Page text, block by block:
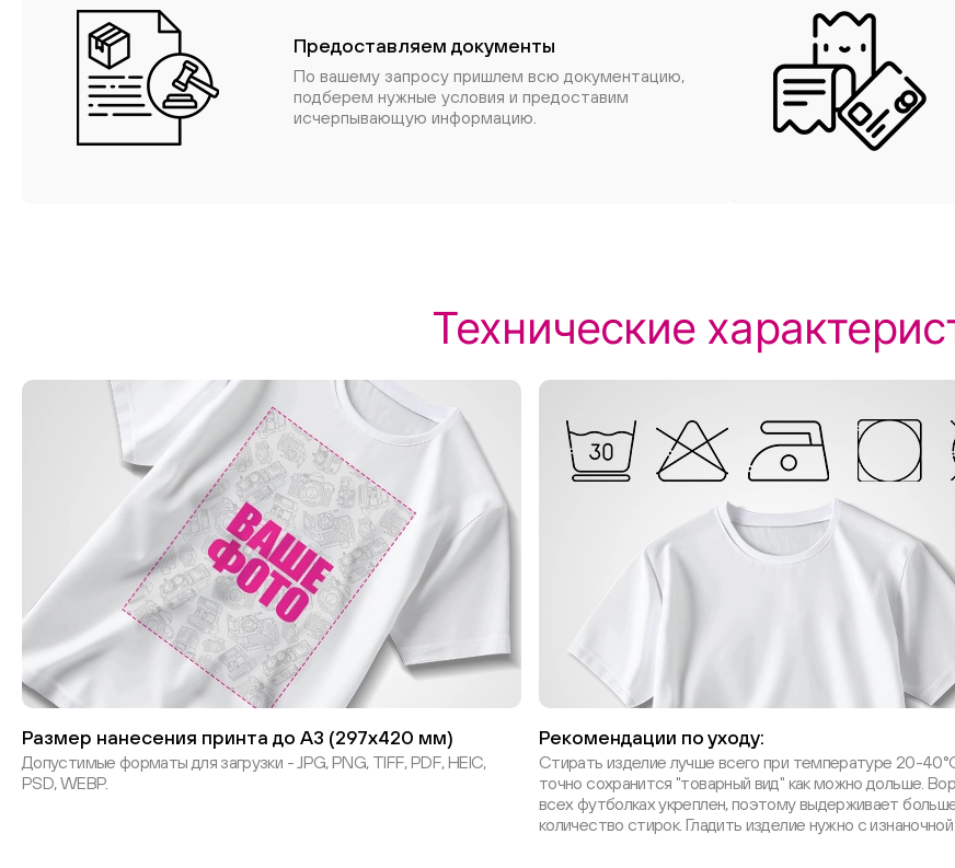
Предоставляем документы
По вашему запросу пришлем всю документацию,
подберем нужные условия и предоставим
исчерпывающую информацию.
Технические
Размер нанесения принта до А3 (297х420 мм)
Допустимые форматы для загрузки - JPG, PNG, TIFF, PDF, HEIC,
PSD, WEBP.
Рекомендации по уходу:
Стирать изделие лучше всего при температуре 20-
точно сохранится "товарный вид" как можно дольше.
всех футболках укреплен, поэтому выдерживает
количество стирок. Гладить изделие нужно с